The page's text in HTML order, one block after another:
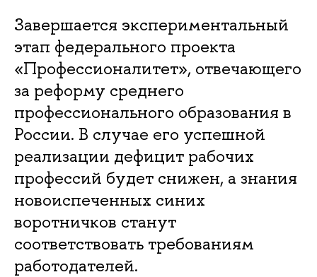
Завершается экспериментальный
этап федерального проекта
«Профессионалитет», отвечающего
за реформу среднего
профессионального образования в
России. В случае его успешной
реализации дефицит рабочих
профессий будет снижен, а знания
новоиспеченных синих
воротничков станут
соответствовать требованиям
работодателей.